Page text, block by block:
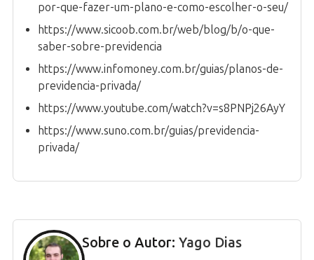
por-que-fazer-um-plano-e-como-escolher-o-seu/
https://www.sicoob.com.br/web/blog/b/o-que-
saber-sobre-previdencia
https://www.infomoney.com.br/guias/planos-de-
previdencia-privada/
https://www.youtube.com/watch?v=s8PNPj26AyY
https://www.suno.com.br/guias/previdencia-
privada/
Sobre o Autor: Yago Dias